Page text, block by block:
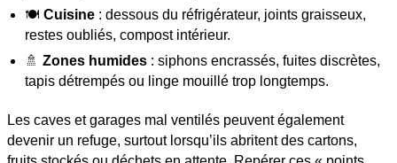
🍽️ Cuisine : dessous du réfrigérateur, joints graisseux,
restes oubliés, compost intérieur.
🚿 Zones humides : siphons encrassés, fuites discrètes,
tapis détrempés ou linge mouillé trop longtemps.
Les caves et garages mal ventilés peuvent également
devenir un refuge, surtout lorsqu’ils abritent des cartons,